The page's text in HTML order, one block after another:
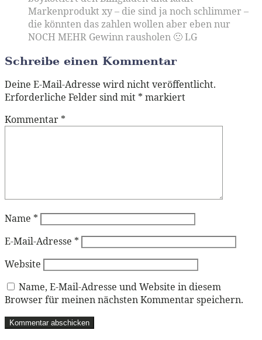
Markenprodukt xy – die sind ja noch schlimmer –
die könnten das zahlen wollen aber eben nur
NOCH MEHR Gewinn rausholen 🙁 LG
Schreibe einen Kommentar
Deine E-Mail-Adresse wird nicht veröffentlicht.
Erforderliche Felder sind mit * markiert
Kommentar *
Name *
E-Mail-Adresse *
Website
Name, E-Mail-Adresse und Website in diesem
Browser für meinen nächsten Kommentar speichern.